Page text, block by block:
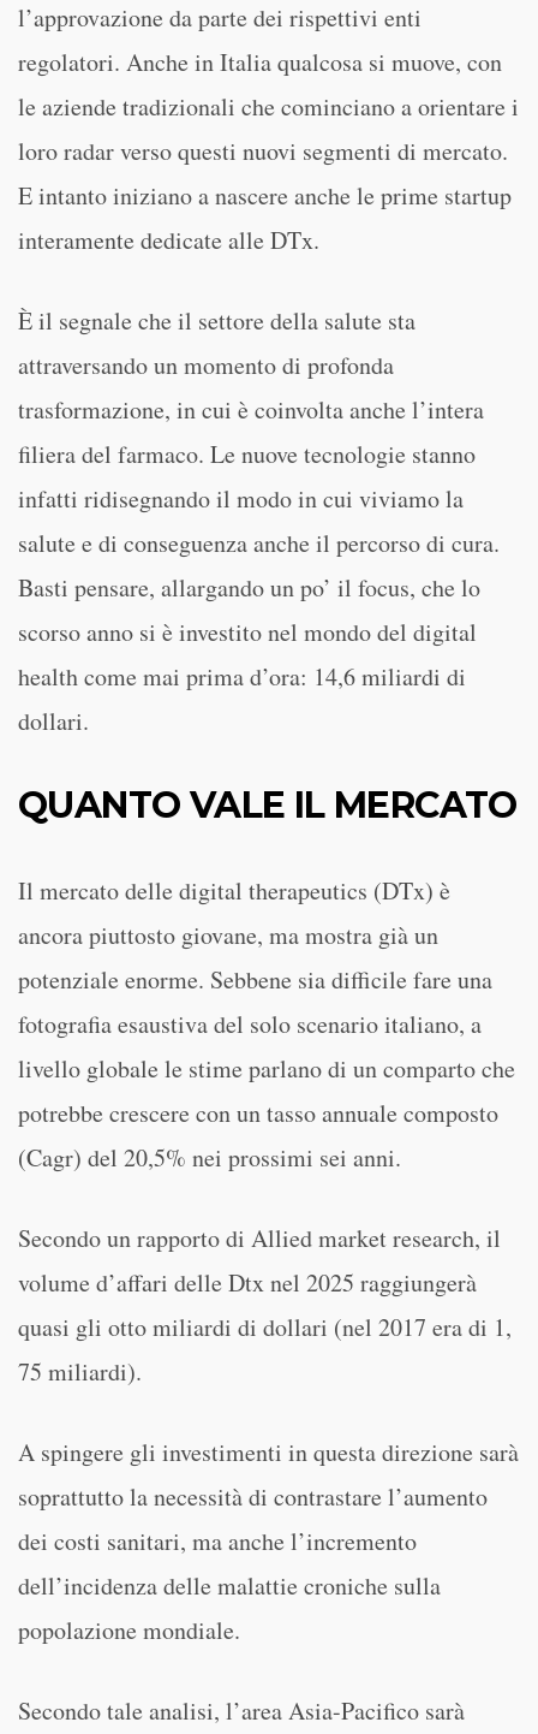
l’approvazione da parte dei rispettivi enti
regolatori. Anche in Italia qualcosa si muove, con
le aziende tradizionali che cominciano a orientare i
loro radar verso questi nuovi segmenti di mercato.
E intanto iniziano a nascere anche le prime startup
interamente dedicate alle DTx.
È il segnale che il settore della salute sta
attraversando un momento di profonda
trasformazione, in cui è coinvolta anche l’intera
filiera del farmaco. Le nuove tecnologie stanno
infatti ridisegnando il modo in cui viviamo la
salute e di conseguenza anche il percorso di cura.
Basti pensare, allargando un po’ il focus, che lo
scorso anno si è investito nel mondo del digital
health come mai prima d’ora: 14,6 miliardi di
dollari.
QUANTO VALE IL MERCATO
Il mercato delle digital therapeutics (DTx) è
ancora piuttosto giovane, ma mostra già un
potenziale enorme. Sebbene sia difficile fare una
fotografia esaustiva del solo scenario italiano, a
livello globale le stime parlano di un comparto che
potrebbe crescere con un tasso annuale composto
(Cagr) del 20,5% nei prossimi sei anni.
Secondo un rapporto di Allied market research, il
volume d’affari delle Dtx nel 2025 raggiungerà
quasi gli otto miliardi di dollari (nel 2017 era di 1,
75 miliardi).
A spingere gli investimenti in questa direzione sarà
soprattutto la necessità di contrastare l’aumento
dei costi sanitari, ma anche l’incremento
dell’incidenza delle malattie croniche sulla
popolazione mondiale.
Secondo tale analisi, l’area Asia-Pacifico sarà